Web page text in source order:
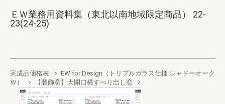
ＥＷ業務用資料集（東北以南地域限定商品） 22-
23(24-25)
完成品価格表
EW for Design（トリプルガラス仕様 シャドーオーク
Ｗ）
【装飾窓】大開口横すべり出し窓